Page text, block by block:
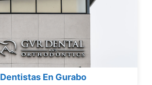
Dentistas En Gurabo